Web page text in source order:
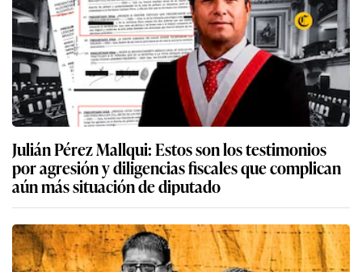
Julián Pérez Mallqui: Estos son los testimonios
por agresión y diligencias fiscales que complican
aún más situación de diputado